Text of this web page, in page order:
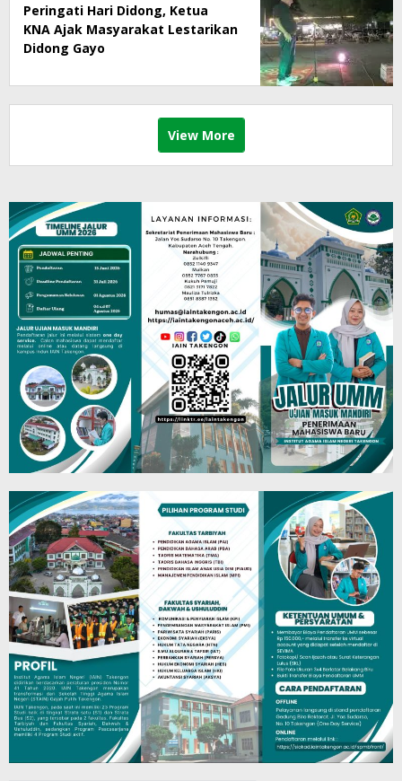
Peringati Hari Didong, Ketua
KNA Ajak Masyarakat Lestarikan
Didong Gayo
View More